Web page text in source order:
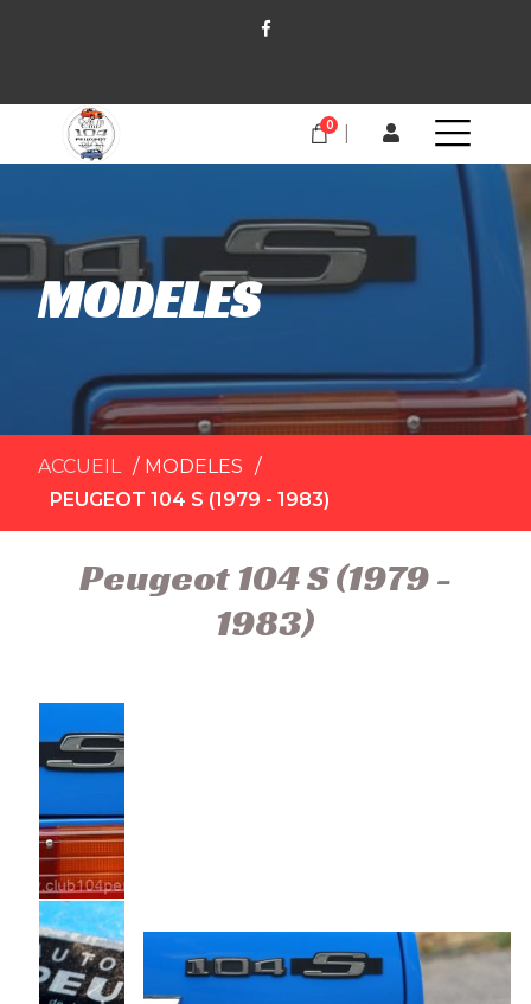
0
MODELES
ACCUEIL
MODELES
PEUGEOT 104 S (1979 - 1983)
Peugeot 104 S (1979 -
1983)